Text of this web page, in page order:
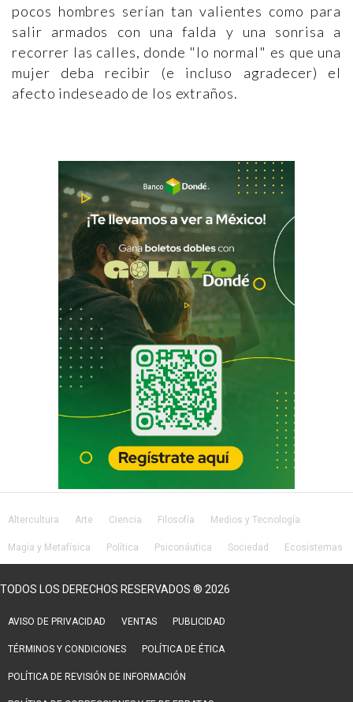
pocos hombres serían tan valientes como para
salir armados con una falda y una sonrisa a
recorrer las calles, donde "lo normal" es que una
mujer deba recibir (e incluso agradecer) el
afecto indeseado de los extraños.
Altercultura Arte Ciencia Filosofía Medios y Tecnología
Magia y Metafísica Política Psiconáutica Sociedad Ecosistemas
TODOS LOS DERECHOS RESERVADOS ® 2026
AVISO DE PRIVACIDAD VENTAS PUBLICIDAD
TÉRMINOS Y CONDICIONES POLÍTICA DE ÉTICA
POLÍTICA DE REVISIÓN DE INFORMACIÓN